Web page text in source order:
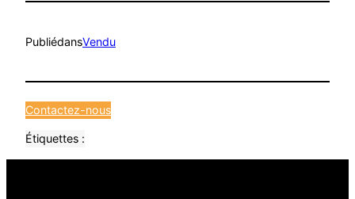
PubliédansVendu
Contactez-nous
Étiquettes :